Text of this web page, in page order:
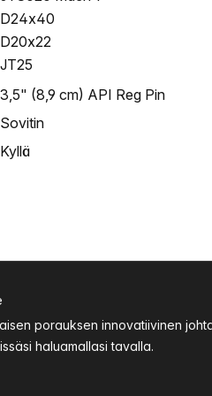
D24x40
D20x22
JT25
3,5" (8,9 cm) API Reg Pin
Sovitin
Kyllä
porauksen innovatiivinen
haluamallasi tavalla.